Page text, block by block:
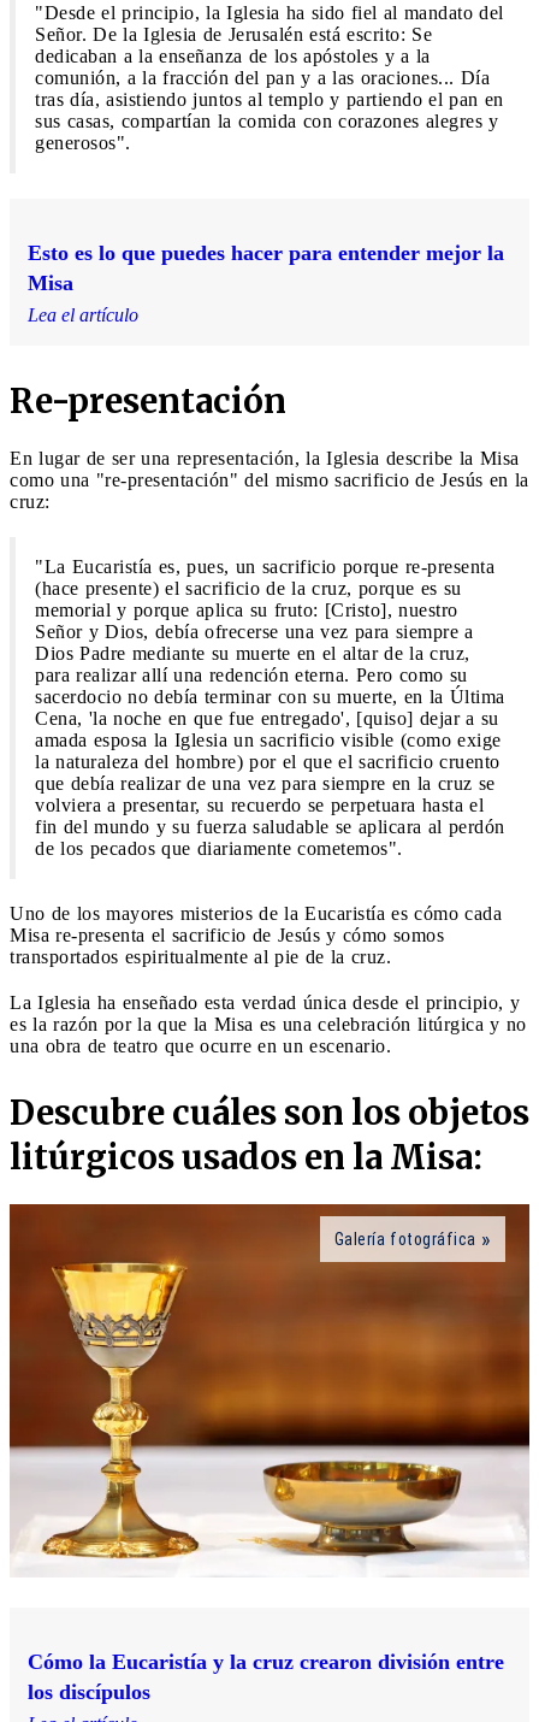
"Desde el principio, la Iglesia ha sido fiel al mandato del
Señor. De la Iglesia de Jerusalén está escrito: Se
dedicaban a la enseñanza de los apóstoles y a la
comunión, a la fracción del pan y a las oraciones... Día
tras día, asistiendo juntos al templo y partiendo el pan en
sus casas, compartían la comida con corazones alegres y
generosos".
Esto es lo que puedes hacer para entender mejor la
Misa
Lea el artículo
Re-presentación
En lugar de ser una representación, la Iglesia describe la Misa
como una "re-presentación" del mismo sacrificio de Jesús en la
cruz:
"La Eucaristía es, pues, un sacrificio porque re-presenta
(hace presente) el sacrificio de la cruz, porque es su
memorial y porque aplica su fruto: [Cristo], nuestro
Señor y Dios, debía ofrecerse una vez para siempre a
Dios Padre mediante su muerte en el altar de la cruz,
para realizar allí una redención eterna. Pero como su
sacerdocio no debía terminar con su muerte, en la Última
Cena, 'la noche en que fue entregado', [quiso] dejar a su
amada esposa la Iglesia un sacrificio visible (como exige
la naturaleza del hombre) por el que el sacrificio cruento
que debía realizar de una vez para siempre en la cruz se
volviera a presentar, su recuerdo se perpetuara hasta el
fin del mundo y su fuerza saludable se aplicara al perdón
de los pecados que diariamente cometemos".
Uno de los mayores misterios de la Eucaristía es cómo cada
Misa re-presenta el sacrificio de Jesús y cómo somos
transportados espiritualmente al pie de la cruz.
La Iglesia ha enseñado esta verdad única desde el principio, y
es la razón por la que la Misa es una celebración litúrgica y no
una obra de teatro que ocurre en un escenario.
Descubre cuáles son los objetos
litúrgicos usados en la Misa:
Galería fotográfica
Cómo la Eucaristía y la cruz crearon división entre
los discípulos